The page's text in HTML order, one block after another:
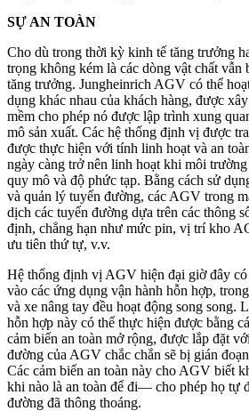
SỰ AN TOÀN
Cho dù trong thời kỳ kinh tế tăng trưởng
trọng không kém là các dòng vật chất vẫn
tăng trưởng. Jungheinrich AGV có thể
dụng khác nhau của khách hàng, được
mềm cho phép nó được lập trình xung
mô sản xuất. Các hệ thống định vị được
được thực hiện với tính linh hoạt và an
ngày càng trở nên linh hoạt khi môi
quy mô và độ phức tạp. Bằng cách sử
và quản lý tuyến đường, các AGV trong
dịch các tuyến đường dựa trên các thông
định, chẳng hạn như mức pin, vị trí kho
ưu tiên thứ tự, v.v.
Hệ thống định vị AGV hiện đại giờ đây
vào các ứng dụng vận hành hỗn hợp,
và xe nâng tay đều hoạt động song song.
hỗn hợp này có thể thực hiện được bằng
cảm biến an toàn mở rộng, được lắp đặt
đường của AGV chắc chắn sẽ bị gián
Các cảm biến an toàn này cho AGV biết
khi nào là an toàn để đi— cho phép họ tự
đường đã thông thoáng.